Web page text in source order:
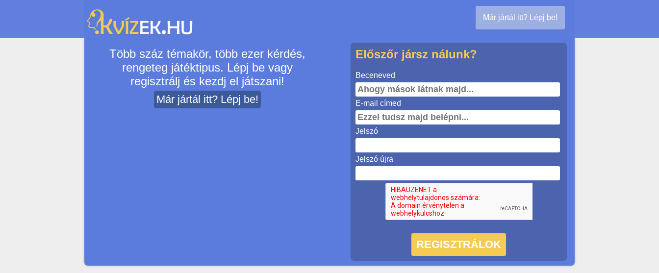
Már jártál itt? Lépj be!
Több száz témakör, több ezer kérdés,
rengeteg játéktipus. Lépj be vagy
regisztrálj és kezdj el játszani!
Már jártál itt? Lépj be!
Előszőr jársz nálunk?
Beceneved
E-mail címed
Jelszó
Jelszó újra